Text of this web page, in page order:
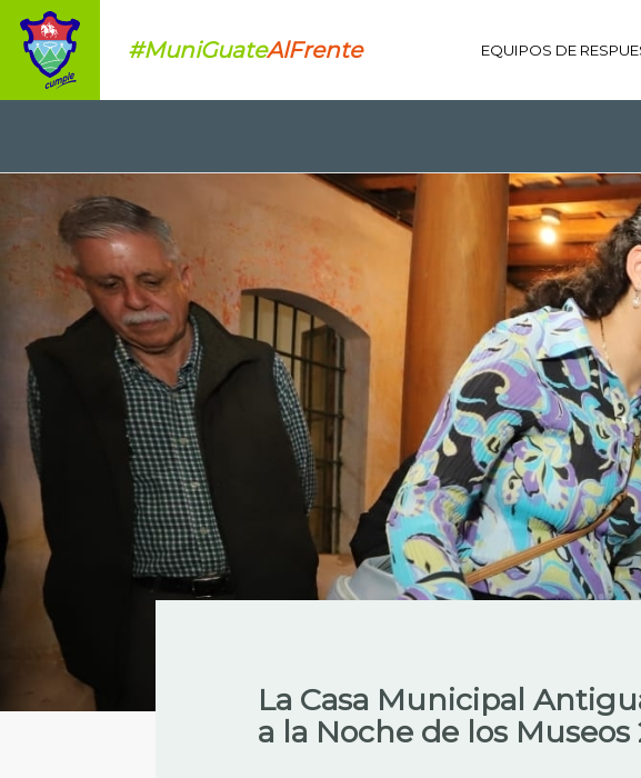
EQUIPOS DE
#MuniGuateAlFrente
La Casa Municipal
a la Noche de los Museos